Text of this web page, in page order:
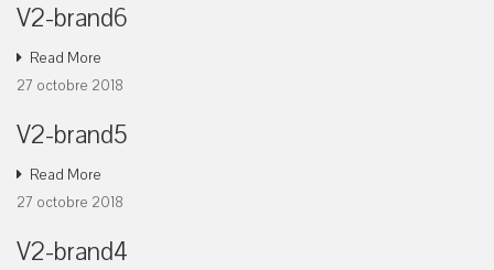
V2-brand6
Read More
27 octobre 2018
V2-brand5
Read More
27 octobre 2018
V2-brand4